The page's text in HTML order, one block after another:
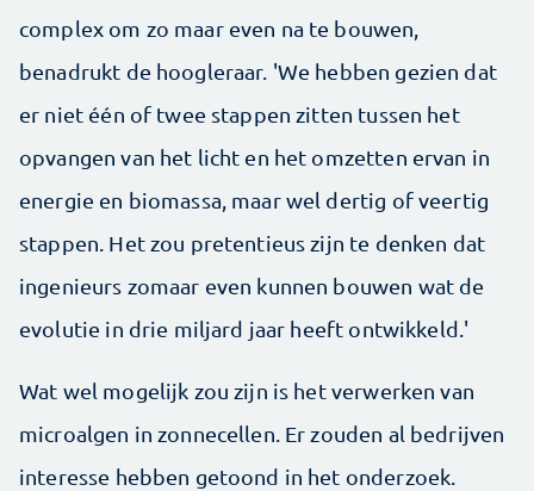
complex om zo maar even na te bouwen,
benadrukt de hoogleraar. 'We hebben gezien dat
er niet één of twee stappen zitten tussen het
opvangen van het licht en het omzetten ervan in
energie en biomassa, maar wel dertig of veertig
stappen. Het zou pretentieus zijn te denken dat
ingenieurs zomaar even kunnen bouwen wat de
evolutie in drie miljard jaar heeft ontwikkeld.'
Wat wel mogelijk zou zijn is het verwerken van
microalgen in zonnecellen. Er zouden al bedrijven
interesse hebben getoond in het onderzoek.